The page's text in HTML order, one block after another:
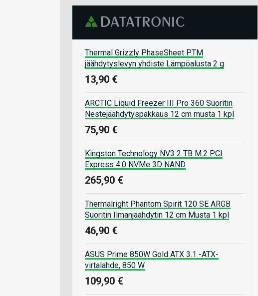
Thermal Grizzly PhaseSheet PTM
jäähdytyslevyn yhdiste Lämpöalusta 2 g
13,90 €
ARCTIC Liquid Freezer III Pro 360 Suoritin
Nestejäähdytyspakkaus 12 cm musta 1 kpl
75,90 €
Kingston Technology NV3 2 TB M.2 PCI
Express 4.0 NVMe 3D NAND
265,90 €
Thermalright Phantom Spirit 120 SE ARGB
Suoritin Ilmanjäähdytin 12 cm Musta 1 kpl
46,90 €
ASUS Prime 850W Gold ATX 3.1 -ATX-
virtalähde, 850 W
109,90 €